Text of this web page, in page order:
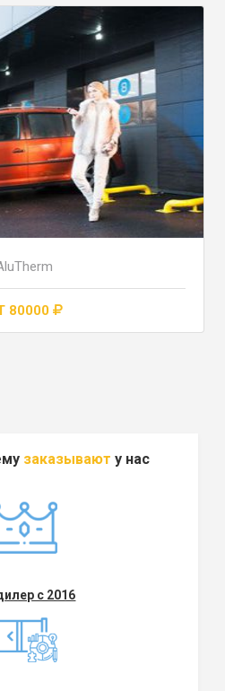
80000
заказывают у нас
с 2016